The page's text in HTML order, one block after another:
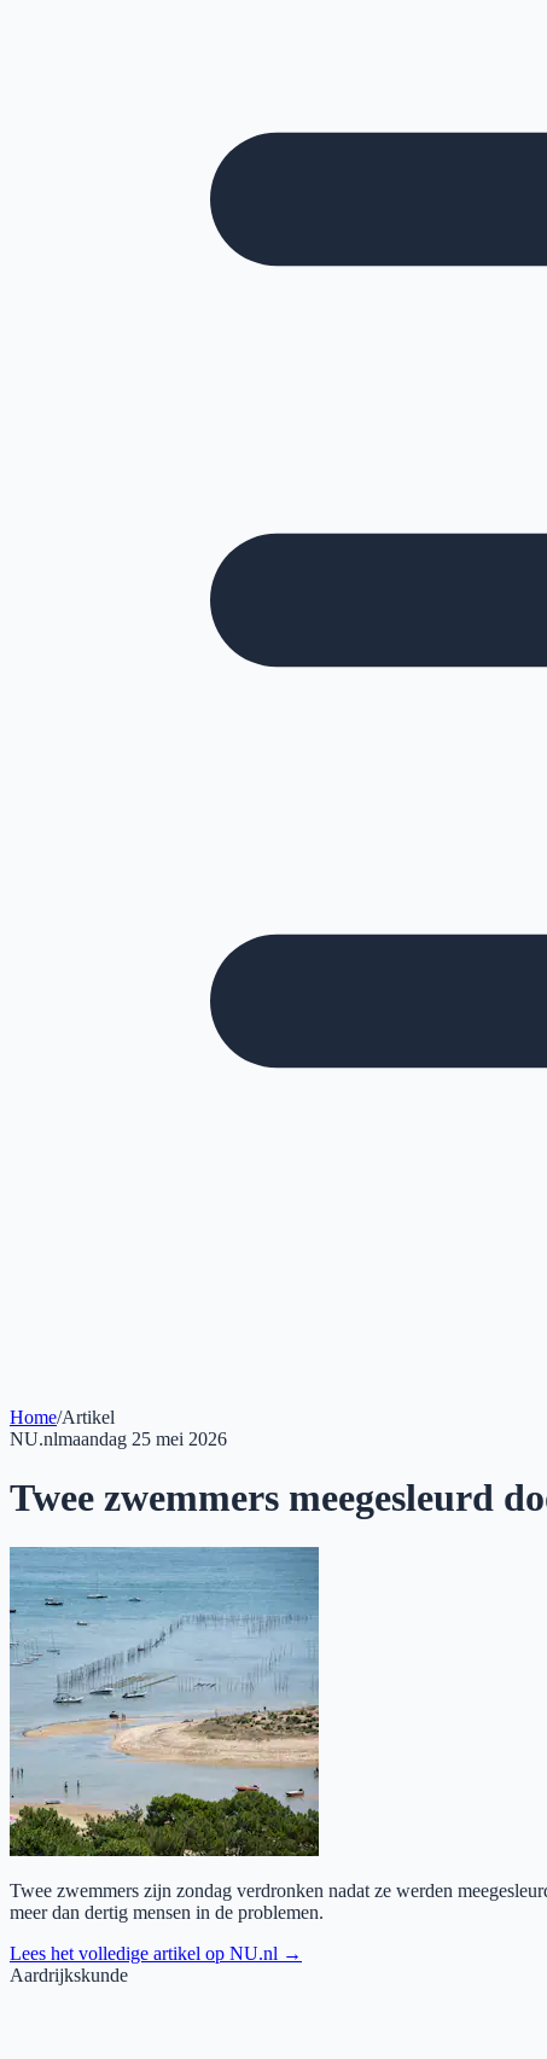
Home/Artikel
NU.nlmaandag 25 mei 2026
Twee zwemmers meegesleurd
Twee zwemmers zijn zondag verdronken nadat ze werden
meer dan dertig mensen in de problemen.
Lees het volledige artikel op NU.nl →
Aardrijkskunde